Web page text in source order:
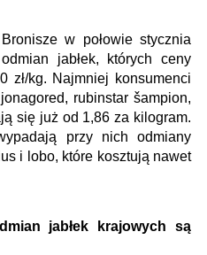
w połowie stycznia
jabłek, których ceny
zł/kg. Najmniej konsumenci
rubinstar šampion,
się już od 1,86 za kilogram.
przy nich odmiany
i lobo, które kosztują nawet
jabłek krajowych są